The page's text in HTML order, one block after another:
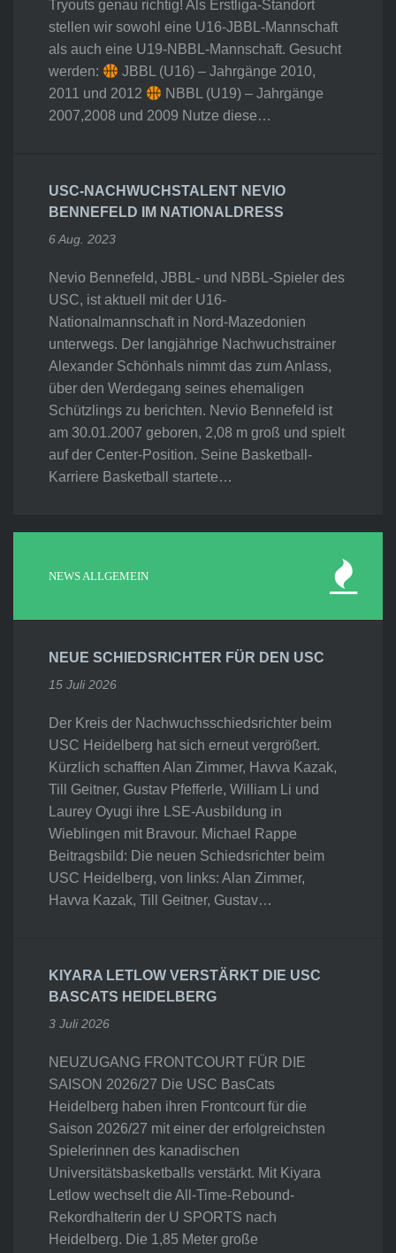
Tryouts genau richtig! Als Erstliga-Standort
stellen wir sowohl eine U16-JBBL-Mannschaft
als auch eine U19-NBBL-Mannschaft. Gesucht
werden:
JBBL (U16) – Jahrgänge 2010,
2011 und 2012
NBBL (U19) – Jahrgänge
2007,2008 und 2009 Nutze diese…
USC-NACHWUCHSTALENT NEVIO
BENNEFELD IM NATIONALDRESS
6 Aug. 2023
Nevio Bennefeld, JBBL- und NBBL-Spieler des
USC, ist aktuell mit der U16-
Nationalmannschaft in Nord-Mazedonien
unterwegs. Der langjährige Nachwuchstrainer
Alexander Schönhals nimmt das zum Anlass,
über den Werdegang seines ehemaligen
Schützlings zu berichten. Nevio Bennefeld ist
am 30.01.2007 geboren, 2,08 m groß und spielt
auf der Center-Position. Seine Basketball-
Karriere Basketball startete…
NEWS ALLGEMEIN
NEUE SCHIEDSRICHTER FÜR DEN USC
15 Juli 2026
Der Kreis der Nachwuchsschiedsrichter beim
USC Heidelberg hat sich erneut vergrößert.
Kürzlich schafften Alan Zimmer, Havva Kazak,
Till Geitner, Gustav Pfefferle, William Li und
Laurey Oyugi ihre LSE-Ausbildung in
Wieblingen mit Bravour. Michael Rappe
Beitragsbild: Die neuen Schiedsrichter beim
USC Heidelberg, von links: Alan Zimmer,
Havva Kazak, Till Geitner, Gustav…
KIYARA LETLOW VERSTÄRKT DIE USC
BASCATS HEIDELBERG
3 Juli 2026
NEUZUGANG FRONTCOURT FÜR DIE
SAISON 2026/27 Die USC BasCats
Heidelberg haben ihren Frontcourt für die
Saison 2026/27 mit einer der erfolgreichsten
Spielerinnen des kanadischen
Universitätsbasketballs verstärkt. Mit Kiyara
Letlow wechselt die All-Time-Rebound-
Rekordhalterin der U SPORTS nach
Heidelberg. Die 1,85 Meter große